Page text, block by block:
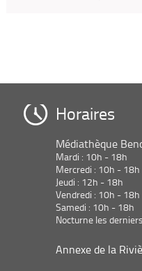
Horaires
Médiathèque
Mardi : 10h - 18h
Mercredi : 10h - 18h
Jeudi : 12h - 18h
Vendredi : 10h - 18h
Samedi : 10h - 18h
Nocturne les
Annexe de la